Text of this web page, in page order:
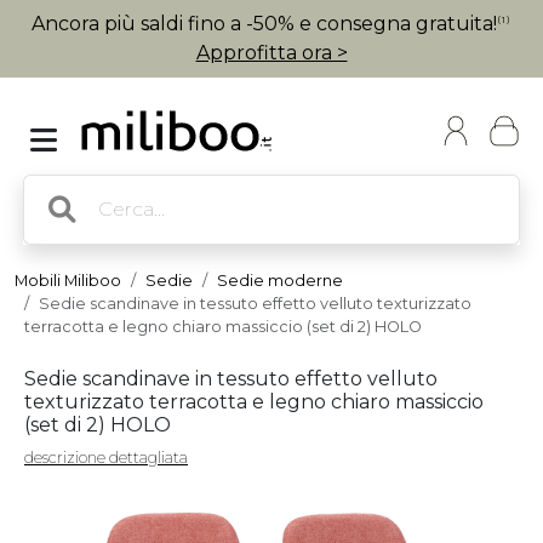
Ancora più saldi fino a -50% e consegna gratuita! (1)
Approfitta ora >
Mobili Miliboo Sedie
Sedie moderne
Sedie scandinave in tessuto effetto velluto texturizzato
terracotta e legno chiaro massiccio (set di 2) HOLO
Sedie scandinave in tessuto effetto velluto
texturizzato terracotta e legno chiaro massiccio
(set di 2) HOLO
descrizione dettagliata